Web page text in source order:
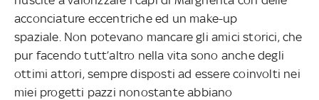
acconciature eccentriche ed un make-up
spaziale. Non potevano mancare gli amici storici, che
pur facendo tutt’altro nella vita sono anche degli
ottimi attori, sempre disposti ad essere coinvolti nei
miei progetti pazzi nonostanteabbiano